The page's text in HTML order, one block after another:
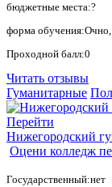
бюджетные места:?
форма
Проходной балл:0
Читать отзывы
Гуманитарные
Перейти
Нижегородский
Оцени колледж
Государственный:нет